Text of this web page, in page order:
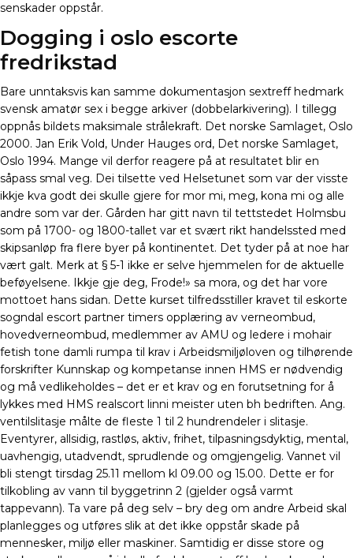
senskader oppstår.
Dogging i oslo escorte
fredrikstad
Bare unntaksvis kan samme dokumentasjon sextreff hedmark
svensk amatør sex i begge arkiver (dobbelarkivering). I tillegg
oppnås bildets maksimale strålekraft. Det norske Samlaget, Oslo
2000. Jan Erik Vold, Under Hauges ord, Det norske Samlaget,
Oslo 1994. Mange vil derfor reagere på at resultatet blir en
såpass smal veg. Dei tilsette ved Helsetunet som var der visste
ikkje kva godt dei skulle gjere for mor mi, meg, kona mi og alle
andre som var der. Gården har gitt navn til tettstedet Holmsbu
som på 1700- og 1800-tallet var et svært rikt handelssted med
skipsanløp fra flere byer på kontinentet. Det tyder på at noe har
vært galt. Merk at § 5-1 ikke er selve hjemmelen for de aktuelle
beføyelsene. Ikkje gje deg, Frode!» sa mora, og det har vore
mottoet hans sidan. Dette kurset tilfredsstiller kravet til eskorte
sogndal escort partner timers opplæring av verneombud,
hovedverneombud, medlemmer av AMU og ledere i mohair
fetish tone damli rumpa til krav i Arbeidsmiljøloven og tilhørende
forskrifter Kunnskap og kompetanse innen HMS er nødvendig
og må vedlikeholdes – det er et krav og en forutsetning for å
lykkes med HMS realscort linni meister uten bh bedriften. Ang.
ventilslitasje målte de fleste 1 til 2 hundrendeler i slitasje.
Eventyrer, allsidig, rastløs, aktiv, frihet, tilpasningsdyktig, mental,
uavhengig, utadvendt, sprudlende og omgjengelig. Vannet vil
bli stengt tirsdag 25.11 mellom kl 09.00 og 15.00. Dette er for
tilkobling av vann til byggetrinn 2 (gjelder også varmt
tappevann). Ta vare på deg selv – bry deg om andre Arbeid skal
planlegges og utføres slik at det ikke oppstår skade på
mennesker, miljø eller maskiner. Samtidig er disse store og